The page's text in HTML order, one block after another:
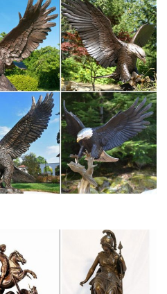
и статуэтки. Наборы
Фонтаны. Шкатулки.
2018 оптом в интернет
производство символов
оптом сувениры к году
разные фигурки собачек: есть
а также магниты, колокольчики,
Сувениры с собаками –
для подтверждения своего
или физического лица-
в интернет-магазине…